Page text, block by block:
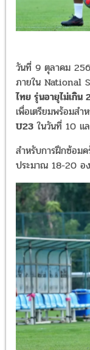
วันที่ 9 ตุลาคม
ภายใน National
ไทย รุ่นอายุไม่เกิน
เพื่อเตรียมพร้อมส
U23 ในวันที่ 10 แ
สำหรับการฝึกซ้อม
ประมาณ 18-20 อง